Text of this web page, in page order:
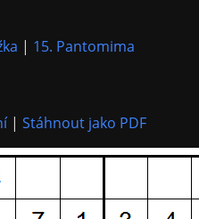
| 15. Pantomima
| Stáhnout jako PDF